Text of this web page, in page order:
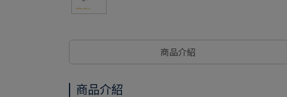
商品介紹
商品介紹